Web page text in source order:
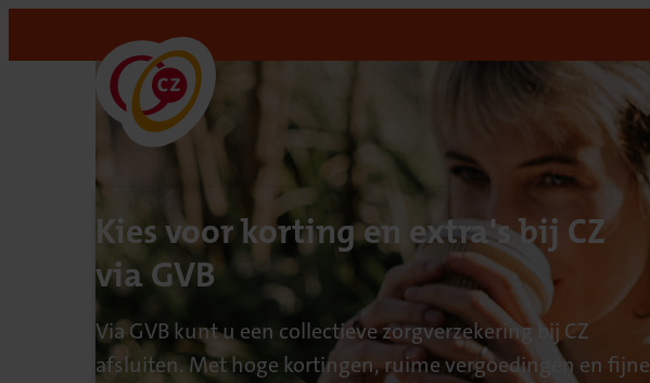
Kies voor korting en extra's bij CZ
via GVB
Via GVB kunt u een collectieve zorgverzekering bij CZ
afsluiten. Met hoge kortingen, ruime vergoedingen en fijne